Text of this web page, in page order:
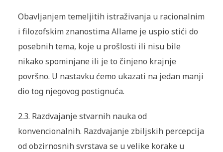
Obavljanjem temeljitih istraživanja u racionalnim
i filozofskim znanostima Allame je uspio stići do
posebnih tema, koje u prošlosti ili nisu bile
nikako spominjane ili je to činjeno krajnje
površno. U nastavku ćemo ukazati na jedan manji
dio tog njegovog postignuća.
2.3. Razdvajanje stvarnih nauka od
konvencionalnih. Razdvajanje zbiljskih percepcija
od obzirnosnih svrstava se u velike korake u